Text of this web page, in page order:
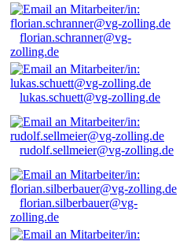
florian.schranner@vg-
zolling.de
lukas.schuett@vg-zolling.de
rudolf.sellmeier@vg-zolling.de
florian.silberbauer@vg-
zolling.de